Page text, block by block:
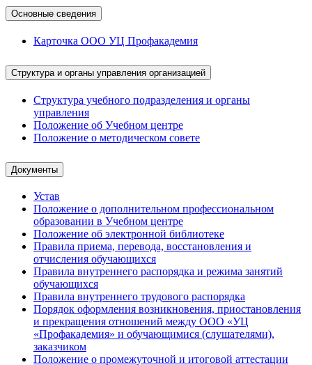
Основные сведения
Карточка ООО УЦ Профакадемия
Структура и органы управления организацией
Структура учебного подразделения и органы
управления
Положение об Учебном центре
Положение о методическом совете
Документы
Устав
Положение о дополнительном профессиональном
образовании в Учебном центре
Положение об электронной библиотеке
Правила приема, перевода, восстановления и
отчисления обучающихся
Правила внутреннего распорядка и режима занятий
обучающихся
Правила внутреннего трудового распорядка
Порядок оформления возникновения, приостановления
и прекращения отношений между ООО «УЦ
«Профакадемия» и обучающимися (слушателями),
заказчиком
Положение о промежуточной и итоговой аттестации